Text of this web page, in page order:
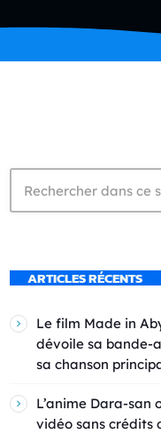
ARTICLES RÉCENTS
Le film Made in
dévoile sa bande-
sa chanson
L’anime Dara-san
vidéo sans crédits